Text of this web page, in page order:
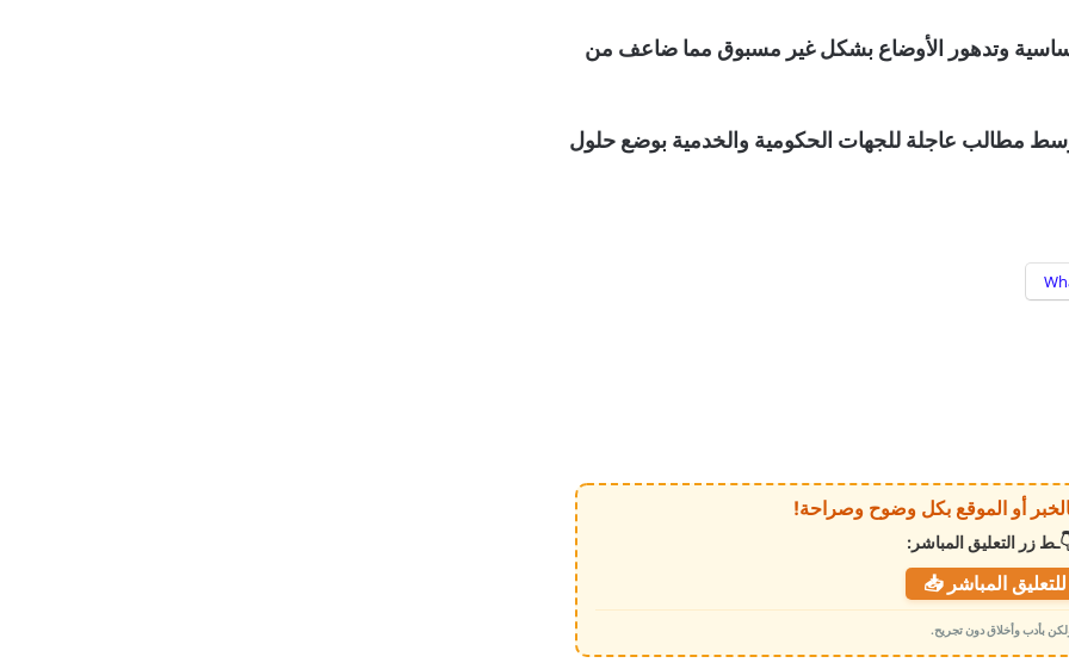
وتدهور الأوضاع بشكل غير مسبوق مما ضاعف من
مطالب عاجلة للجهات الحكومية والخدمية بوضع حلول
زر التعليق المباشر:
المباشر 📥
بأدب وأخلاق دون تجريح.